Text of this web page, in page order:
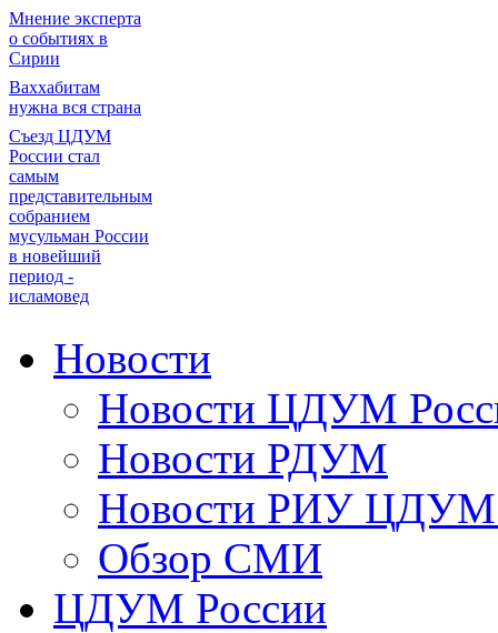
Мнение эксперта
о событиях в
Сирии
Ваххабитам
нужна вся страна
Съезд ЦДУМ
России стал
самым
представительным
собранием
мусульман России
в новейший
период -
исламовед
Новости
Новости ЦДУМ
Новости РДУМ
Новости РИУ ЦДУМ
Обзор СМИ
ЦДУМ России